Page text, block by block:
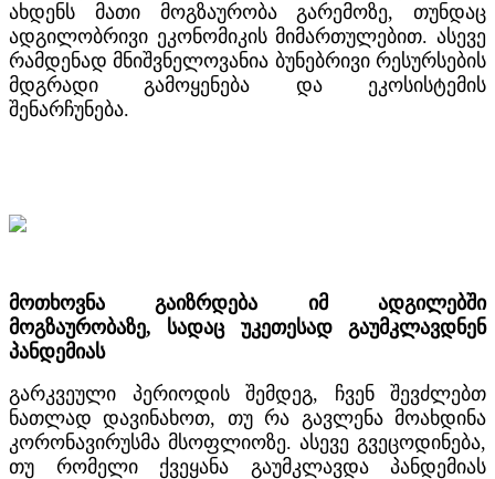
ახდენს მათი მოგზაურობა გარემოზე, თუნდაც
ადგილობრივი ეკონომიკის მიმართულებით. ასევე
რამდენად მნიშვნელოვანია ბუნებრივი რესურსების
მდგრადი გამოყენება და ეკოსისტემის
შენარჩუნება.
მოთხოვნა გაიზრდება იმ ადგილებში
მოგზაურობაზე, სადაც უკეთესად გაუმკლავდნენ
პანდემიას
გარკვეული პერიოდის შემდეგ, ჩვენ შევძლებთ
ნათლად დავინახოთ, თუ რა გავლენა მოახდინა
კორონავირუსმა მსოფლიოზე. ასევე გვეცოდინება,
თუ რომელი ქვეყანა გაუმკლავდა პანდემიას